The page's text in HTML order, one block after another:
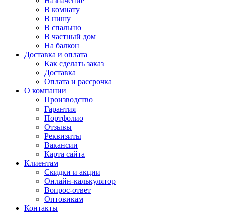
В комнату
В нишу
В спальню
В частный дом
На балкон
Доставка и оплата
Как сделать заказ
Доставка
Оплата и рассрочка
О компании
Производство
Гарантия
Портфолио
Отзывы
Реквизиты
Вакансии
Карта сайта
Клиентам
Скидки и акции
Онлайн-калькулятор
Вопрос-ответ
Оптовикам
Контакты